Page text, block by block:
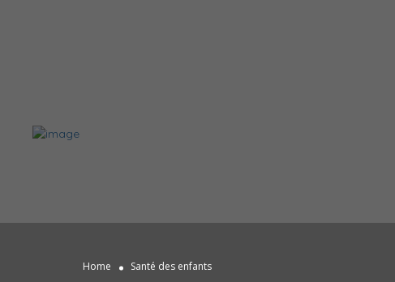
Home Santé des enfants